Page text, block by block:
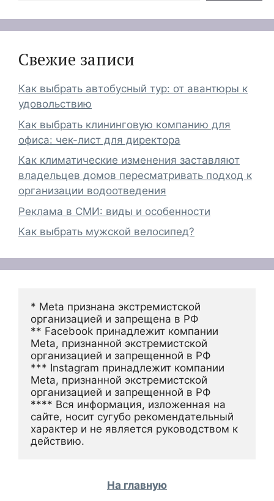
Свежие записи
Как выбрать автобусный тур: от авантюры к
удовольствию
Как выбрать клининговую компанию для
офиса: чек-лист для директора
Как климатические изменения заставляют
владельцев домов пересматривать подход к
организации водоотведения
Реклама в СМИ: виды и особенности
Как выбрать мужской велосипед?
* Meta признана экстремистской
организацией и запрещена в РФ
** Facebook принадлежит компании
Meta, признанной экстремистской
организацией и запрещенной в РФ
*** Instagram принадлежит компании
Meta, признанной экстремистской
организацией и запрещенной в РФ
**** Вся информация, изложенная на
сайте, носит сугубо рекомендательный
характер и не является руководством к
действию.
На главную